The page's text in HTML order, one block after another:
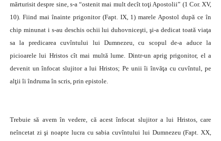
mărturisit despre sine, s-a “ostenit mai mult decît toţi Apostolii” (1 Cor. XV,
10). Fiind mai înainte prigonitor (Fapt. IX, 1) marele Apostol după ce în
chip minunat i s-au deschis ochii lui duhovniceşti, şi-a dedicat toată viaţa
sa la predicarea cuvîntului lui Dumnezeu, cu scopul de-a aduce la
picioarele lui Hristos cît mai multă lume. Dintr-un aprig prigonitor, el a
devenit un înfocat slujitor a lui Hristos; Pe unii îi învăţa cu cuvîntul, pe
alţii îi îndruma în scris, prin epistole.
Trebuie să avem în vedere, că acest înfocat slujitor a lui Hristos, care
neîncetat zi şi noapte lucra cu sabia cuvîntului lui Dumnezeu (Fapt. XX,